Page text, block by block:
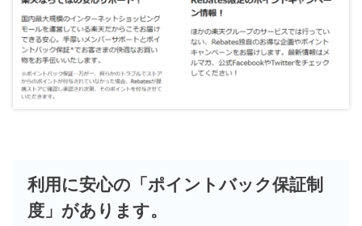
利用に安心の「ポイントバック保証制
度」があります。